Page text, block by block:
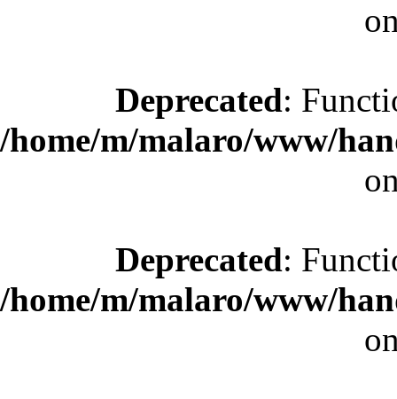
Deprecated:
/home/m/malaro/www/
Deprecated:
/home/m/malaro/www/